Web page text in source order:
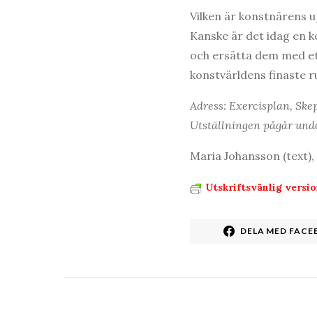
Vilken är konstnärens
Kanske är det idag en
och ersätta dem med
konstvärldens finaste
Adress: Exercisplan,
Utställningen pågår
Maria Johansson
Utskriftsvänlig
DELA MED